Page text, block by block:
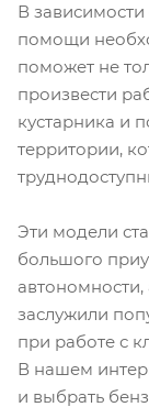
В
помощи
поможет не
произвести
кустарника и
территории,
Эти модели
большого
заслужили
при работе с
В нашем
и выбрать